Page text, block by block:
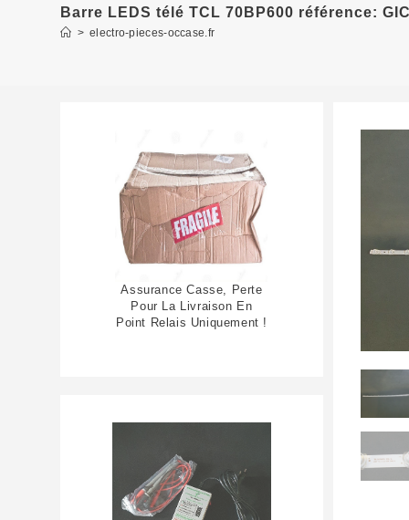
Barre LEDS télé TCL 70BP600 référence:
> electro-pieces-occase.fr
Assurance Casse, Perte
Pour La Livraison En
Point Relais Uniquement !